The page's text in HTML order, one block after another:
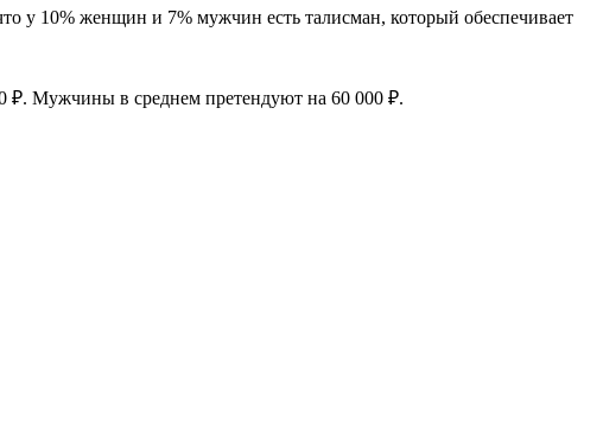
у 10% женщин и 7% мужчин есть талисман, который обеспечивает
₽. Мужчины в среднем претендуют на 60 000 ₽.